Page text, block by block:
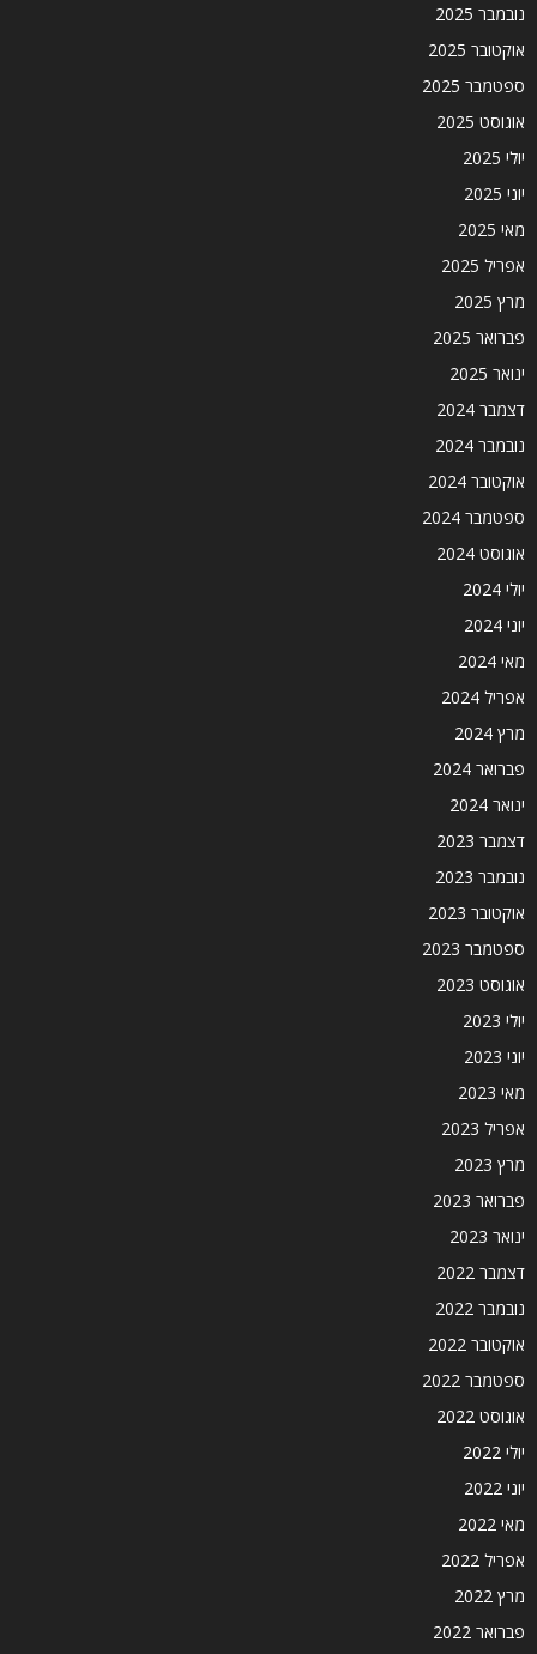
נובמבר 2025
אוקטובר 2025
ספטמבר 2025
אוגוסט 2025
יולי 2025
יוני 2025
מאי 2025
אפריל 2025
מרץ 2025
פברואר 2025
ינואר 2025
דצמבר 2024
נובמבר 2024
אוקטובר 2024
ספטמבר 2024
אוגוסט 2024
יולי 2024
יוני 2024
מאי 2024
אפריל 2024
מרץ 2024
פברואר 2024
ינואר 2024
דצמבר 2023
נובמבר 2023
אוקטובר 2023
ספטמבר 2023
אוגוסט 2023
יולי 2023
יוני 2023
מאי 2023
אפריל 2023
מרץ 2023
פברואר 2023
ינואר 2023
דצמבר 2022
נובמבר 2022
אוקטובר 2022
ספטמבר 2022
אוגוסט 2022
יולי 2022
יוני 2022
מאי 2022
אפריל 2022
מרץ 2022
פברואר 2022